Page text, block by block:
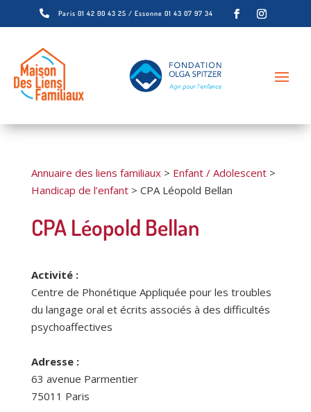
 Paris 01 42 00 43 25 / Essonne 01 43 07 97 34
Annuaire des liens familiaux> Enfant / Adolescent>
Handicap de l’enfant> CPA Léopold Bellan
CPA Léopold Bellan
Activité :
Centre de Phonétique Appliquée pour les troubles
du langage oral et écrits associés à des difficultés
psychoaffectives
Adresse :
63 avenue Parmentier
75011 Paris